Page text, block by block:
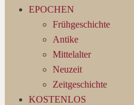
EPOCHEN
Frühgeschichte
Antike
Mittelalter
Neuzeit
Zeitgeschichte
KOSTENLOS